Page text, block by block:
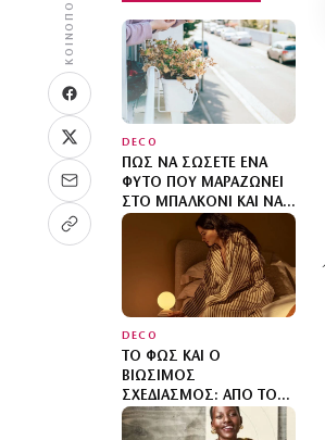
DECO
ΠΏΣ ΝΑ ΣΏΣΕΤΕ ΈΝΑ
ΦΥΤΌ ΠΟΥ ΜΑΡΑΖΏΝΕΙ
ΣΤΟ ΜΠΑΛΚΌΝΙ ΚΑΙ ΝΑ
ΤΟ ΕΠΑΝΑΦΈΡΕΤΕ
ΓΡΉΓΟΡΑ
DECO
ΤΟ ΦΩΣ ΚΑΙ Ο
ΒΙΏΣΙΜΟΣ
ΣΧΕΔΙΑΣΜΌΣ: ΑΠΌ ΤΟΝ
ΎΠΝΟ ΜΈΧΡΙ ΤΟΝ
ΆΝΘΡΩΠΟ